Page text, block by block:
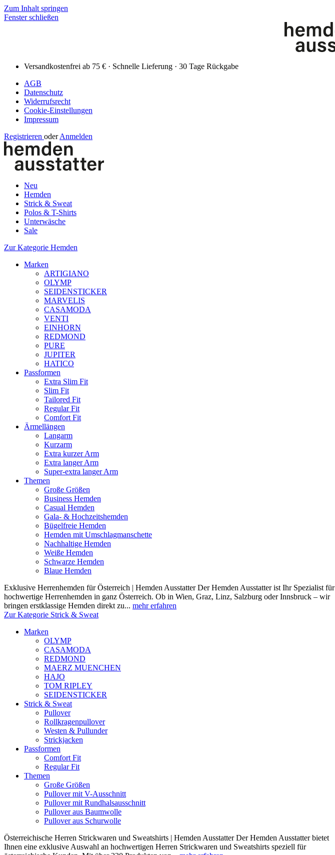
Zum Inhalt springen
Fenster schließen
Versandkostenfrei ab 75 € · Schnelle Lieferung · 30 Tage Rückgabe
AGB
Datenschutz
Widerrufsrecht
Cookie-Einstellungen
Impressum
Registrieren oder Anmelden
Neu
Hemden
Strick & Sweat
Polos & T-Shirts
Unterwäsche
Sale
Zur Kategorie Hemden
Marken
ARTIGIANO
OLYMP
SEIDENSTICKER
MARVELIS
CASAMODA
VENTI
EINHORN
REDMOND
PURE
JUPITER
HATICO
Passformen
Extra Slim Fit
Slim Fit
Tailored Fit
Regular Fit
Comfort Fit
Ärmellängen
Langarm
Kurzarm
Extra kurzer Arm
Extra langer Arm
Super-extra langer Arm
Themen
Große Größen
Business Hemden
Casual Hemden
Gala- & Hochzeitshemden
Bügelfreie Hemden
Hemden mit Umschlagmanschette
Nachhaltige Hemden
Weiße Hemden
Schwarze Hemden
Blaue Hemden
Exklusive Herrenhemden für Österreich | Hemden Ausstatter Der Hemden Ausstatter ist Ihr Spezialist für
hochwertige Herrenhemden in ganz Österreich. Ob in Wien, Graz, Linz, Salzburg oder Innsbruck – wir
bringen erstklassige Hemden direkt zu... mehr erfahren
Zur Kategorie Strick & Sweat
Marken
OLYMP
CASAMODA
REDMOND
MAERZ MUENCHEN
HAJO
TOM RIPLEY
SEIDENSTICKER
Strick & Sweat
Pullover
Rollkragenpullover
Westen & Pullunder
Strickjacken
Passformen
Comfort Fit
Regular Fit
Themen
Große Größen
Pullover mit V-Ausschnitt
Pullover mit Rundhalsausschnitt
Pullover aus Baumwolle
Pullover aus Schurwolle
Österreichische Herren Strickwaren und Sweatshirts | Hemden Ausstatter Der Hemden Ausstatter bietet
Ihnen eine exklusive Auswahl an hochwertigen Herren Strickwaren und Sweatshirts speziell für